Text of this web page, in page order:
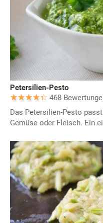
Petersilien-Pesto
468
Das Petersilien-Pesto
Gemüse oder Fleisch. Ein